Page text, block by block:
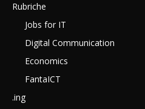
Rubriche
Jobs for IT
Digital Communication
Economics
FantaICT
.ing